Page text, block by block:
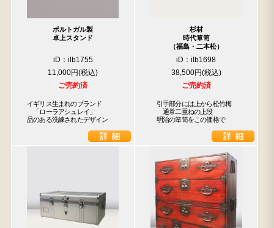
ポルトガル製
卓上スタンド
iD：ilb1755
11,000円
ご売約済
イギリス生まれのブランド
「ローラアシュレイ」
品のある洗練されたデザイン
杉材
時代箪笥
（福島・二本松）
iD：ilb1698
38,500円
ご売約済
引手部分には上から松竹梅
通常二重ねの上段
明治の箪笥をこの価格で